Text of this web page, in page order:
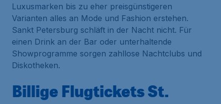
Luxusmarken bis zu eher preisgünstigeren
Varianten alles an Mode und Fashion erstehen.
Sankt Petersburg schläft in der Nacht nicht. Für
einen Drink an der Bar oder unterhaltende
Showprogramme sorgen zahllose Nachtclubs und
Diskotheken.
Billige Flugtickets St.